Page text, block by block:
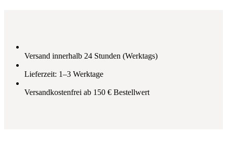
Versand innerhalb 24 Stunden (Werktags)
Lieferzeit: 1–3 Werktage
Versandkostenfrei ab 150 € Bestellwert